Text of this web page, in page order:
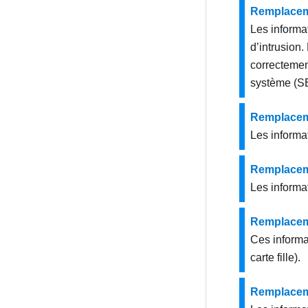
Les
système
Les
Les
Ces
carte fille).